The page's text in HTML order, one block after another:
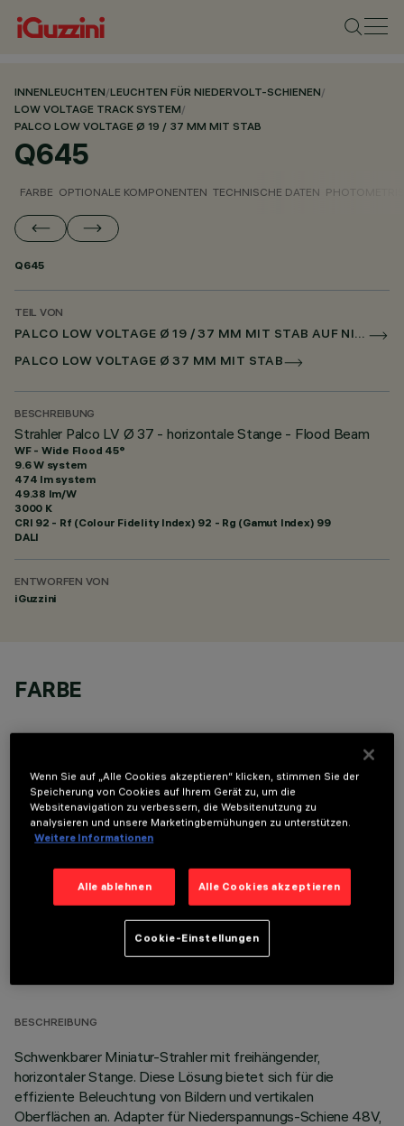
INNENLEUCHTEN/LEUCHTEN FÜR NIEDERVOLT-SCHIENEN/
LOW VOLTAGE TRACK SYSTEM/
PALCO LOW VOLTAGE Ø 19 / 37 MM MIT STAB
Q645
FARBE OPTIONALE KOMPONENTEN TECHNISCHE DATEN
Q645
TEIL VON
PALCO LOW VOLTAGE Ø 19 / 37 MM MIT STAB AUF NIEDERSPANNUNGSSCHIENE DALI POWERLINE
PALCO LOW VOLTAGE Ø 37 MM MIT STAB
BESCHREIBUNG
Strahler Palco LV Ø 37 - horizontale Stange - Flood Beam
WF - Wide Flood 45°
9.6 W system
474 lm system
49.38 lm/W
3000 K
CRI 92 - Rf (Colour Fidelity Index) 92 - Rg (Gamut Index) 99
DALI
ENTWORFEN VON
iGuzzini
FARBE
OPTIONALE KOMPONENTEN
TECHNISCHE DATEN
BESCHREIBUNG
Schwenkbarer Miniatur-Strahler mit freihängender,
horizontaler Stange. Diese Lösung bietet sich für die
effiziente Beleuchtung von Bildern und vertikalen
Oberflächen an. Adapter für Niederspannungs-Schiene 48V,
Wenn Sie auf „Alle Cookies akzeptieren“ klicken, stimmen Sie der
Speicherung von Cookies auf Ihrem Gerät zu, um die
Websitenavigation zu verbessern, die Websitenutzung zu
analysieren und unsere Marketingbemühungen zu unterstützen.
Weitere Informationen
Alle ablehnen Alle Cookies akzeptieren
Cookie-Einstellungen